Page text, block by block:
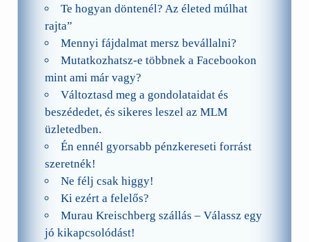
Te hogyan döntenél? Az életed múlhat
rajta”
Mennyi fájdalmat mersz bevállalni?
Mutatkozhatsz-e többnek a Facebookon
mint ami már vagy?
Változtasd meg a gondolataidat és
beszédedet, és sikeres leszel az MLM
üzletedben.
Én ennél gyorsabb pénzkereseti forrást
szeretnék!
Ne félj csak higgy!
Ki ezért a felelős?
Murau Kreischberg szállás – Válassz egy
jó kikapcsolódást!